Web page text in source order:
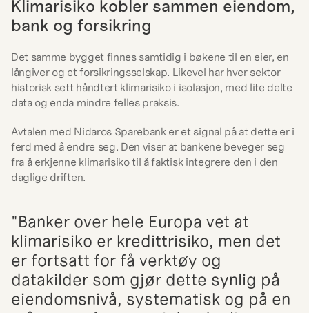
Klimarisiko kobler sammen eiendom,
bank og forsikring
Det samme bygget finnes samtidig i bøkene til en eier, en
långiver og et forsikringsselskap. Likevel har hver sektor
historisk sett håndtert klimarisiko i isolasjon, med lite delte
data og enda mindre felles praksis.
Avtalen med Nidaros Sparebank er et signal på at dette er i
ferd med å endre seg. Den viser at bankene beveger seg
fra å erkjenne klimarisiko til å faktisk integrere den i den
daglige driften.
"Banker over hele Europa vet at
klimarisiko er kredittrisiko, men det
er fortsatt for få verktøy og
datakilder som gjør dette synlig på
eiendomsnivå, systematisk og på en